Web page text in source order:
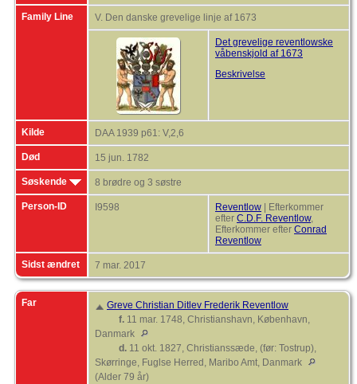
Family Line V. Den danske grevelige linje af 1673
Det grevelige reventlowske
våbenskjold af 1673
Beskrivelse
Kilde DAA 1939 p61: V,2,6
Død 15 jun. 1782
Søskende 8 brødre og 3 søstre
Person-ID I9598 Reventlow | Efterkommer
efter C.D.F. Reventlow,
Efterkommer efter Conrad
Reventlow
Sidst ændret 7 mar. 2017
Far
Greve Christian Ditlev Frederik Reventlow
f. 11 mar. 1748, Christianshavn, København,
Danmark
d. 11 okt. 1827, Christianssæde, (før: Tostrup),
Skørringe, Fuglse Herred, Maribo Amt, Danmark
(Alder 79 år)